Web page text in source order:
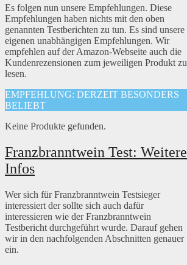
Es folgen nun unsere Empfehlungen. Diese
Empfehlungen haben nichts mit den oben
genannten Testberichten zu tun. Es sind unsere
eigenen unabhängigen Empfehlungen. Wir
empfehlen auf der Amazon-Webseite auch die
Kundenrezensionen zum jeweiligen Produkt zu
lesen.
EMPFEHLUNG: DERZEIT BESONDERS
BELIEBT
Keine Produkte gefunden.
Franzbranntwein Test: Weitere
Infos
Wer sich für Franzbranntwein Testsieger
interessiert der sollte sich auch dafür
interessieren wie der Franzbranntwein
Testbericht durchgeführt wurde. Darauf gehen
wir in den nachfolgenden Abschnitten genauer
ein.